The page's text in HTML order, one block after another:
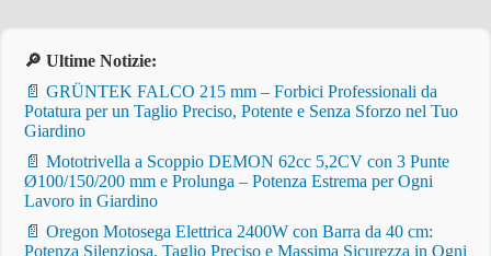
🔎 Ultime Notizie:
📄 GRÜNTEK FALCO 215 mm – Forbici Professionali da
Potatura per un Taglio Preciso, Potente e Senza Sforzo nel Tuo
Giardino
📄 Mototrivella a Scoppio DEMON 62cc 5,2CV con 3 Punte
Ø100/150/200 mm e Prolunga – Potenza Estrema per Ogni
Lavoro in Giardino
📄 Oregon Motosega Elettrica 2400W con Barra da 40 cm:
Potenza Silenziosa, Taglio Preciso e Massima Sicurezza in Ogni